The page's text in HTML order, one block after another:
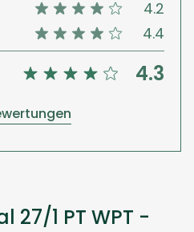
4.2
4.4
4.3
27/1 PT WPT -